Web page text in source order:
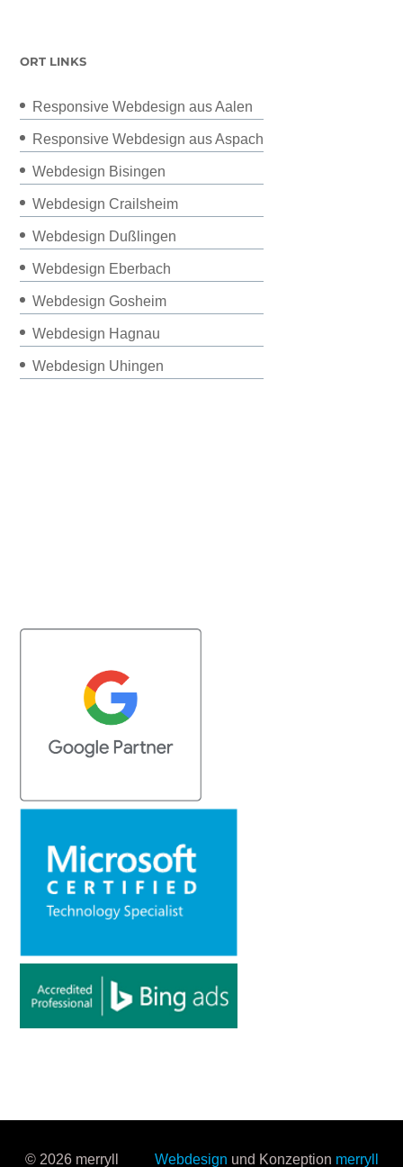
ORT LINKS
Responsive Webdesign aus Aalen
Responsive Webdesign aus Aspach
Webdesign Bisingen
Webdesign Crailsheim
Webdesign Dußlingen
Webdesign Eberbach
Webdesign Gosheim
Webdesign Hagnau
Webdesign Uhingen
© 2026 merryll Webdesign und Konzeption merryll